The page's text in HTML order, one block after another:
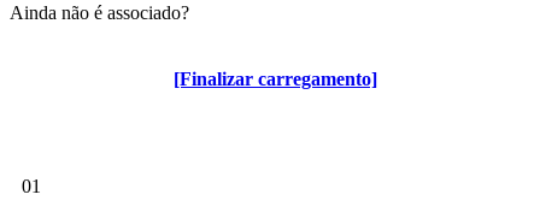
[Finalizar carregamento]
Ainda não é associado?
Algumas vantagens para associados
01